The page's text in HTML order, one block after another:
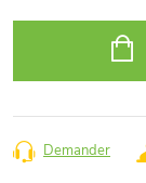
Demander